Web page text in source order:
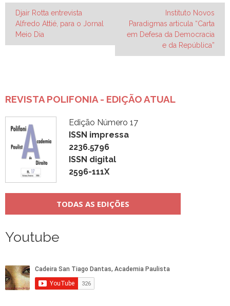
Navegação
de
Post
Djair Rotta entrevista
Alfredo Attié, para o Jornal
Meio Dia
Instituto Novos
Paradigmas articula “Carta
em Defesa da Democracia
e da República”
REVISTA POLIFONIA - EDIÇÃO ATUAL
Edição Número 17
ISSN impressa
2236.5796
ISSN digital
2596-111X
TODAS AS EDIÇÕES
Youtube